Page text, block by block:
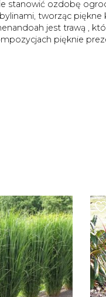
stanowić ozdobę
bylinami, tworząc
jest trawą ,
pięknie